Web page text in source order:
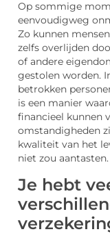
Op sommige
eenvoudigweg
Zo kunnen
zelfs overlijden
of andere
gestolen worden.
betrokken
is een manier
financieel kunnen
omstandigheden
kwaliteit van het
niet zou aantasten.
Je hebt